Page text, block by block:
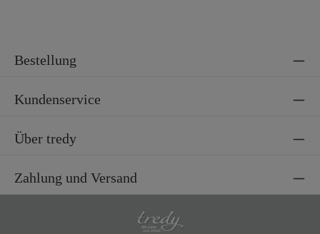
Bestellung
Kundenservice
Über tredy
Zahlung und Versand